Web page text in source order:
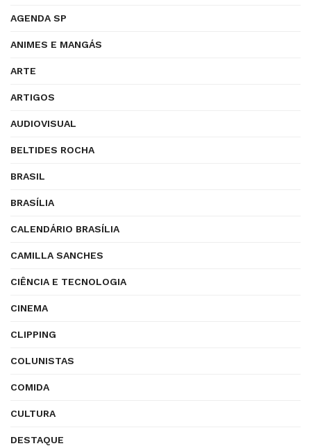
AGENDA SP
ANIMES E MANGÁS
ARTE
ARTIGOS
AUDIOVISUAL
BELTIDES ROCHA
BRASIL
BRASÍLIA
CALENDÁRIO BRASÍLIA
CAMILLA SANCHES
CIÊNCIA E TECNOLOGIA
CINEMA
CLIPPING
COLUNISTAS
COMIDA
CULTURA
DESTAQUE